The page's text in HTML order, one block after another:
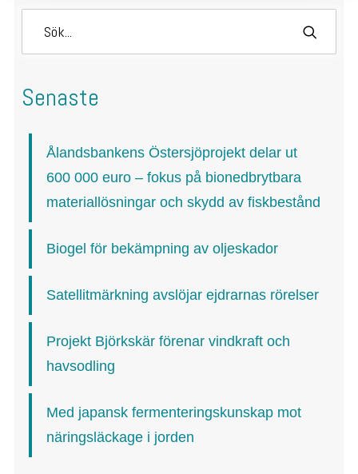
Senaste
Ålandsbankens Östersjöprojekt delar ut
600 000 euro – fokus på bionedbrytbara
materiallösningar och skydd av fiskbestånd
Biogel för bekämpning av oljeskador
Satellitmärkning avslöjar ejdrarnas rörelser
Projekt Björkskär förenar vindkraft och
havsodling
Med japansk fermenteringskunskap mot
näringsläckage i jorden